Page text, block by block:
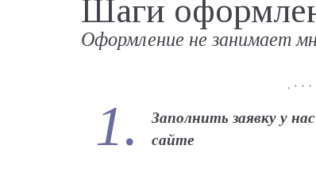
Шаги
Оформление не занимает
1.
Заполнить заявку у
сайте